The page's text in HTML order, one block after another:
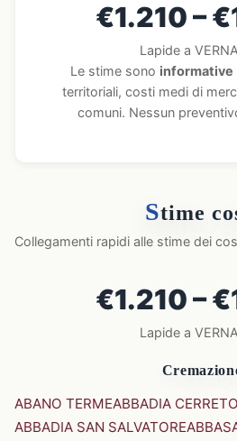
€1.210 –
Lapide a
Le stime sono informative
territoriali, costi medi di
comuni. Nessun
Stime
Collegamenti rapidi alle stime dei
€1.210 –
Lapide a
ABANO TERMEABBADIA CERRETO
ABBADIA SAN SALVATORE